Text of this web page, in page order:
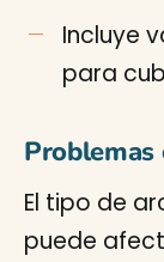
Incluye
para
El tipo de
puede